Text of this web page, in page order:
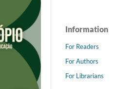
Information
For Readers
For Authors
For Librarians